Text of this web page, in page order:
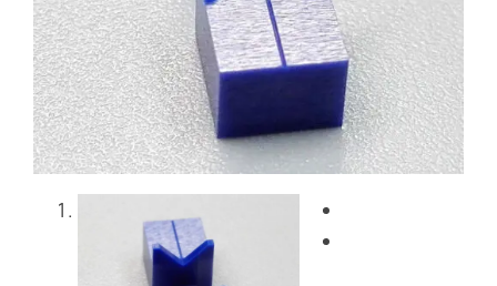
Kontakt
Get Instant Quote